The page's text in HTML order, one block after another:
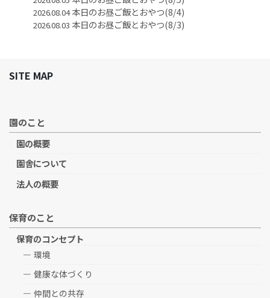
2026.08.04本日のお昼ご飯とおやつ(8/4)
2026.08.03 本日のお昼ご飯とおやつ(8/3)
SITE MAP
園のこと
園の概要
園舎について
法人の概要
保育のこと
保育のコンセプト
環境
健康な体づくり
仲間との共存